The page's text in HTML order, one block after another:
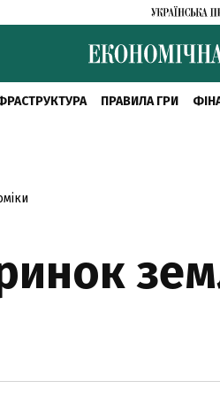
ПРАВИЛА ГРИ